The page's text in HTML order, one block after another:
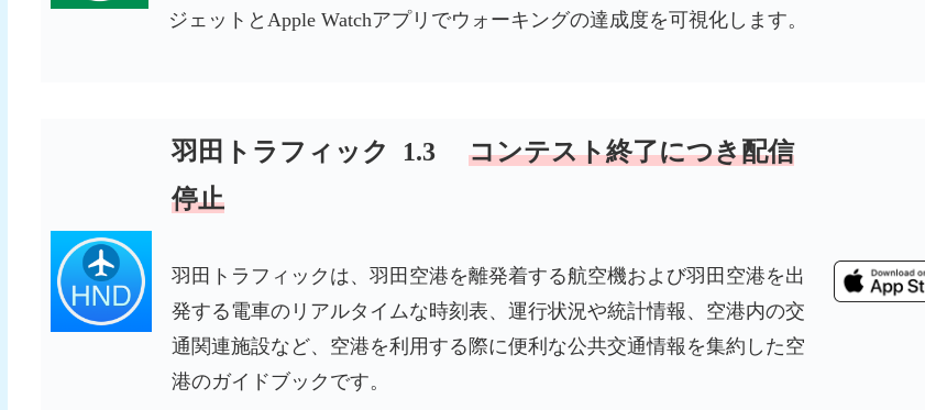
ジェットとApple Watchアプリでウォーキングの達成度を可視化します。
羽田トラフィック 1.3 コンテスト終了につき配信
停止
羽田トラフィックは、羽田空港を離発着する航空機および羽田空港を出
発する電車のリアルタイムな時刻表、運行状況や統計情報、空港内の交
通関連施設など、空港を利用する際に便利な公共交通情報を集約した空
港のガイドブックです。